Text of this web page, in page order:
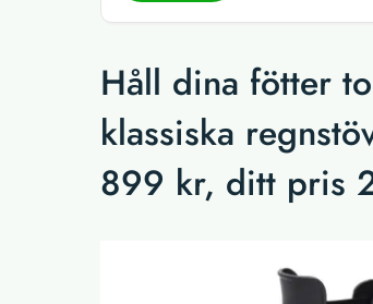
Håll dina fötter
klassiska
899 kr, ditt pris